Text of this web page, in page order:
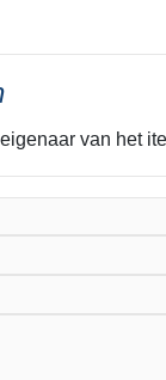
van het